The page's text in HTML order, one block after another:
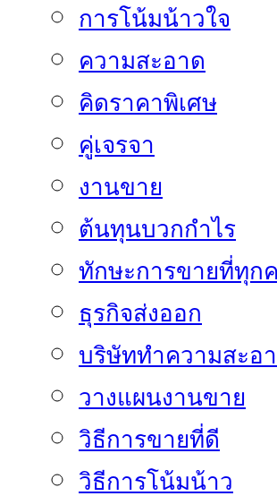
การโน้มน้าวใจ
ความสะอาด
คิดราคาพิเศษ
คู่เจรจา
งานขาย
ต้นทุนบวกกำไร
ทักษะการขายที่ทุก
ธุรกิจส่งออก
บริษัททำความสะอ
วางแผนงานขาย
วิธีการขายที่ดี
วิธีการโน้มน้าว